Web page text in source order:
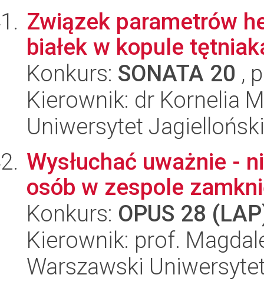
Związek parametrów
białek w kopule
Konkurs: SONATA 20 ,
Kierownik: dr Kornelia
Uniwersytet Jagielloński
Wysłuchać uważnie -
osób w zespole
Konkurs: OPUS 28
Kierownik: prof.
Warszawski